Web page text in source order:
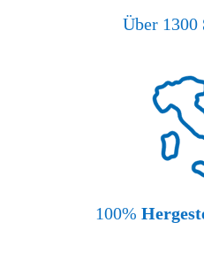
Über 1300
100%